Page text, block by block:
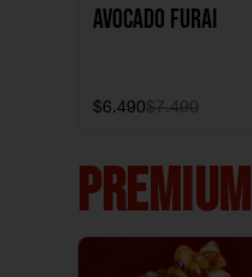
Avocado Furai
$6.490$7.490
PREMIUM